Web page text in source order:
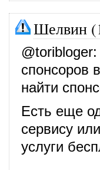
Шелвин
@toribloger
спонсоров
найти
Есть еще
сервису
услуги